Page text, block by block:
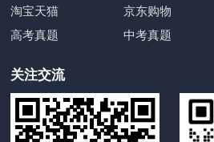
淘宝天猫
京东购物
高考真题
中考真题
关注交流